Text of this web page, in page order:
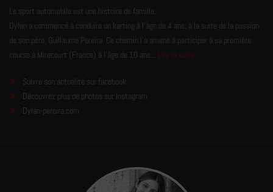
Le sport automobile est une histoire de famille.
Dylan a commencé à conduire un karting à l’âge de 4 ans, à la suite de la passion
de son père, Guillaume Pereira. Ce chemin l'a amené à participer à sa première
course à Mirecourt (France) à l'âge de 10 ans... Lire la suite
Suivre son actualité sur facebook
Découvrez plus de photos sur Instagram
Dylan-pereira.com